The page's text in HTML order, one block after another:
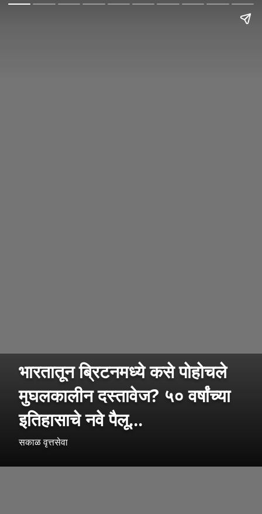
भारतातून ब्रिटनमध्ये कसे पोहोचले
मुघलकालीन दस्तावेज? ५० वर्षांच्या
इतिहासाचे नवे पैलू...
सकाळ वृत्तसेवा